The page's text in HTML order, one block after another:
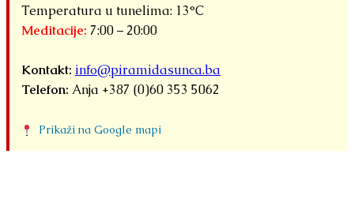
Temperatura u tunelima: 13°C
Meditacije: 7:00 – 20:00
Kontakt: info@piramidasunca.ba
Telefon: Anja +387 (0)60 353 5062
Prikaži na Google mapi